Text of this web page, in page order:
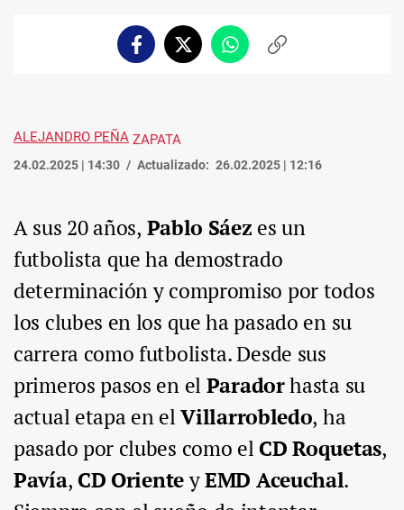
FacebookTwitterWhatsappCopiar
ALEJANDRO PEÑA ZAPATA
24.02.2025 | 14:30 Actualizado: 26.02.2025 | 12:16
A sus 20 años, Pablo Sáez es un
futbolista que ha demostrado
determinación y compromiso por todos
los clubes en los que ha pasado en su
carrera como futbolista. Desde sus
primeros pasos en el Paradorhasta su
actual etapa en elVillarrobledo, ha
pasado por clubes como el CD Roquetas,
Pavía, CD OrienteyEMD Aceuchal.